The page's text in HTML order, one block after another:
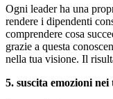
Ogni leader ha una
rendere i dipendenti
comprendere cosa
grazie a questa
nella tua visione. Il
5. suscita emozioni